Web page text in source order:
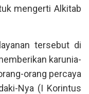
mengerti Alkitab
tersebut di
karunia-
orang percaya
Nya (I Korintus